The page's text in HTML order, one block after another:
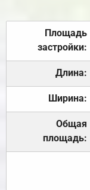
Площадь
застройки:
Длина:
Ширина:
Общая
площадь: